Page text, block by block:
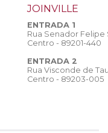
JOINVILLE
ENTRADA 1
Rua Senador
Centro - 89201-440
ENTRADA 2
Rua Visconde de
Centro - 89203-005